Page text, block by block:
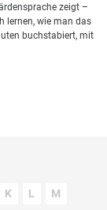
zeigt –
lernen, wie man das
buchstabiert, mit
K L M